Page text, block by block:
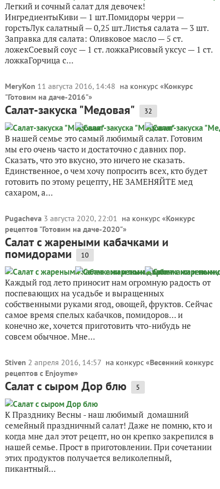
Легкий и сочный салат для девочек!
ИнгредиентыКиви — 1 шт.Помидоры черри —
горстьЛук салатный — 0,25 шт.Листья салата — 3 шт.
Заправка для салата: Оливковое масло — 5 ст.
ложекСоевый соус — 1 ст. ложкаРисовый уксус — 1 ст.
ложкаГорчица с...
MeryKon 11 августа 2016, 14:48 на конкурс «Конкурс
"Готовим на даче-2016"»
Салат-закуска "Медовая" 32
В нашей семье это самый любимый салат. Готовим
мы его очень часто и достаточно с давних пор.
Сказать, что это вкусно, это ничего не сказать.
Единственное, о чем хочу попросить всех, кто будет
готовить по этому рецепту, НЕ ЗАМЕНЯЙТЕ мед
сахаром, а...
Pugacheva 3 августа 2020, 22:01 на конкурс «Конкурс
рецептов "Готовим на даче-2020"»
Салат с жареными кабачками и
помидорами 10
Каждый год лето приносит нам огромную радость от
поспевающих на усадьбе и выращенных
собственными руками ягод, овощей, фруктов. Сейчас
самое время спелых кабачков, помидоров… и
конечно же, хочется приготовить что-нибудь не
совсем обычное. Мне...
Stiven 2 апреля 2016, 14:57 на конкурс «Весенний конкурс
рецептов с Enjoyme»
Салат с сыром Дор блю 5
К Празднику Весны - наш любимый домашний
семейный праздничный салат! Даже не помню, кто и
когда мне дал этот рецепт, но он крепко закрепился в
нашей семье. Прост в приготовлении. При сочетании
этих продуктов получается великолепный,
пикантный...